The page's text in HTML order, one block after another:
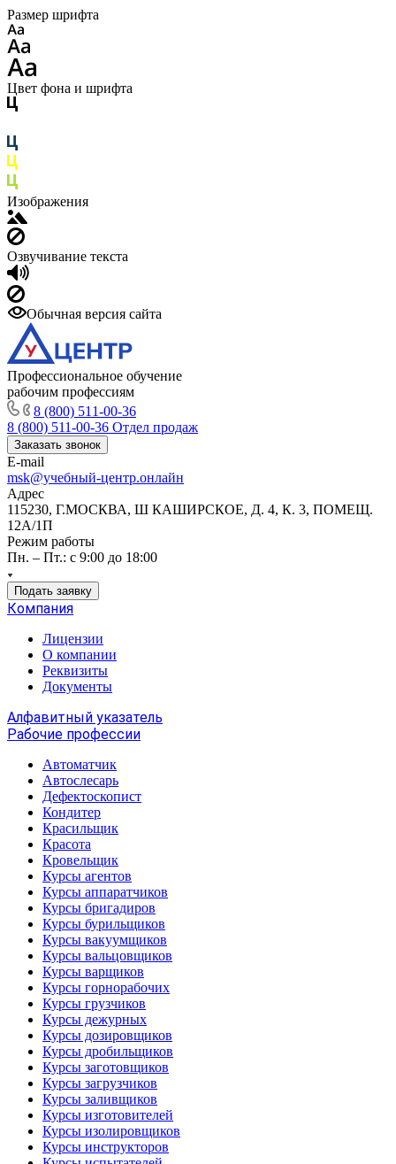
Размер шрифта
Цвет фона и шрифта
Изображения
Озвучивание текста
Обычная версия сайта
Профессиональное обучение
рабочим профессиям
8 (800) 511-00-36
8 (800) 511-00-36 Отдел продаж
Заказать звонок
E-mail
msk@учебный-центр.онлайн
Адрес
115230, Г.МОСКВА, Ш КАШИРСКОЕ, Д. 4, К. 3, ПОМЕЩ.
12А/1П
Режим работы
Пн. – Пт.: с 9:00 до 18:00
Подать заявку
Компания
Лицензии
О компании
Реквизиты
Документы
Алфавитный указатель
Рабочие профессии
Автоматчик
Автослесарь
Дефектоскопист
Кондитер
Красильщик
Красота
Кровельщик
Курсы агентов
Курсы аппаратчиков
Курсы бригадиров
Курсы бурильщиков
Курсы вакуумщиков
Курсы вальцовщиков
Курсы варщиков
Курсы горнорабочих
Курсы грузчиков
Курсы дежурных
Курсы дозировщиков
Курсы дробильщиков
Курсы заготовщиков
Курсы загрузчиков
Курсы заливщиков
Курсы изготовителей
Курсы изолировщиков
Курсы инструкторов